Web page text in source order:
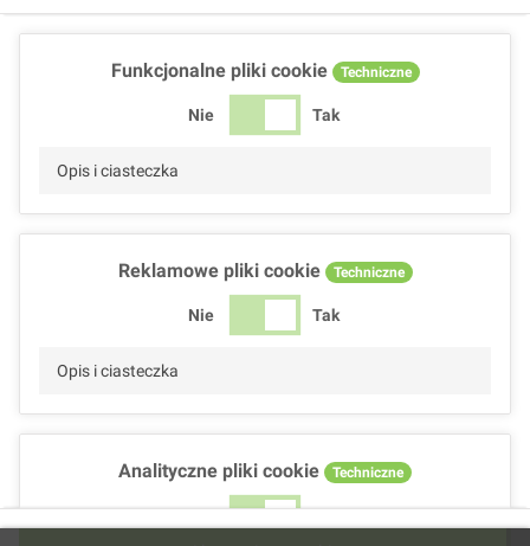
Funkcjonalne pliki cookie Techniczne
Nie Tak
Opis i ciasteczka
Reklamowe pliki cookie Techniczne
Nie Tak
Opis i ciasteczka
Analityczne pliki cookie Techniczne
Nie Tak